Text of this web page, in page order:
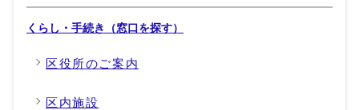
くらし・手続き（窓口を探す）
区役所のご案内
区内施設